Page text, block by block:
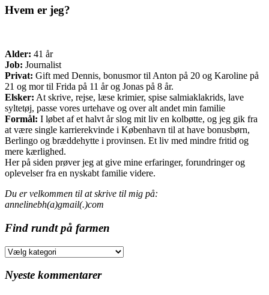
Hvem er jeg?
Alder: 41 år
Job: Journalist
Privat: Gift med Dennis, bonusmor til Anton på 20 og Karoline på
21 og mor til Frida på 11 år og Jonas på 8 år.
Elsker: At skrive, rejse, læse krimier, spise salmiaklakrids, lave
syltetøj, passe vores urtehave og over alt andet min familie
Formål: I løbet af et halvt år slog mit liv en kolbøtte, og jeg gik fra
at være single karrierekvinde i København til at have bonusbørn,
Berlingo og bræddehytte i provinsen. Et liv med mindre fritid og
mere kærlighed.
Her på siden prøver jeg at give mine erfaringer, forundringer og
oplevelser fra en nyskabt familie videre.
Du er velkommen til at skrive til mig på:
annelinebh(a)gmail(.)com
Find rundt på farmen
Find
på
farmen
Nyeste kommentarer